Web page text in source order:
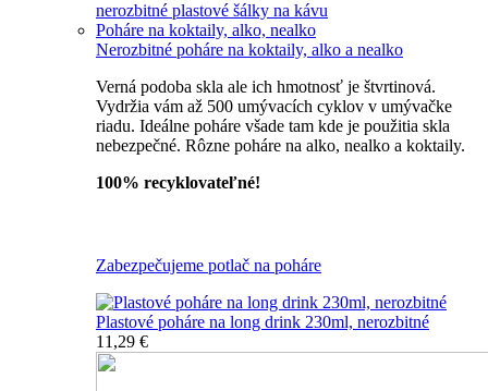
nerozbitné plastové šálky na kávu
Poháre na koktaily, alko, nealko
Nerozbitné poháre na koktaily, alko a nealko
Verná podoba skla ale ich hmotnosť je štvrtinová.
Vydržia vám až 500 umývacích cyklov v umývačke
riadu. Ideálne poháre všade tam kde je použitia skla
nebezpečné. Rôzne poháre na alko, nealko a koktaily.
100% recyklovateľné!
Zabezpečujeme potlač na poháre
Plastové poháre na long drink 230ml, nerozbitné
11,29 €